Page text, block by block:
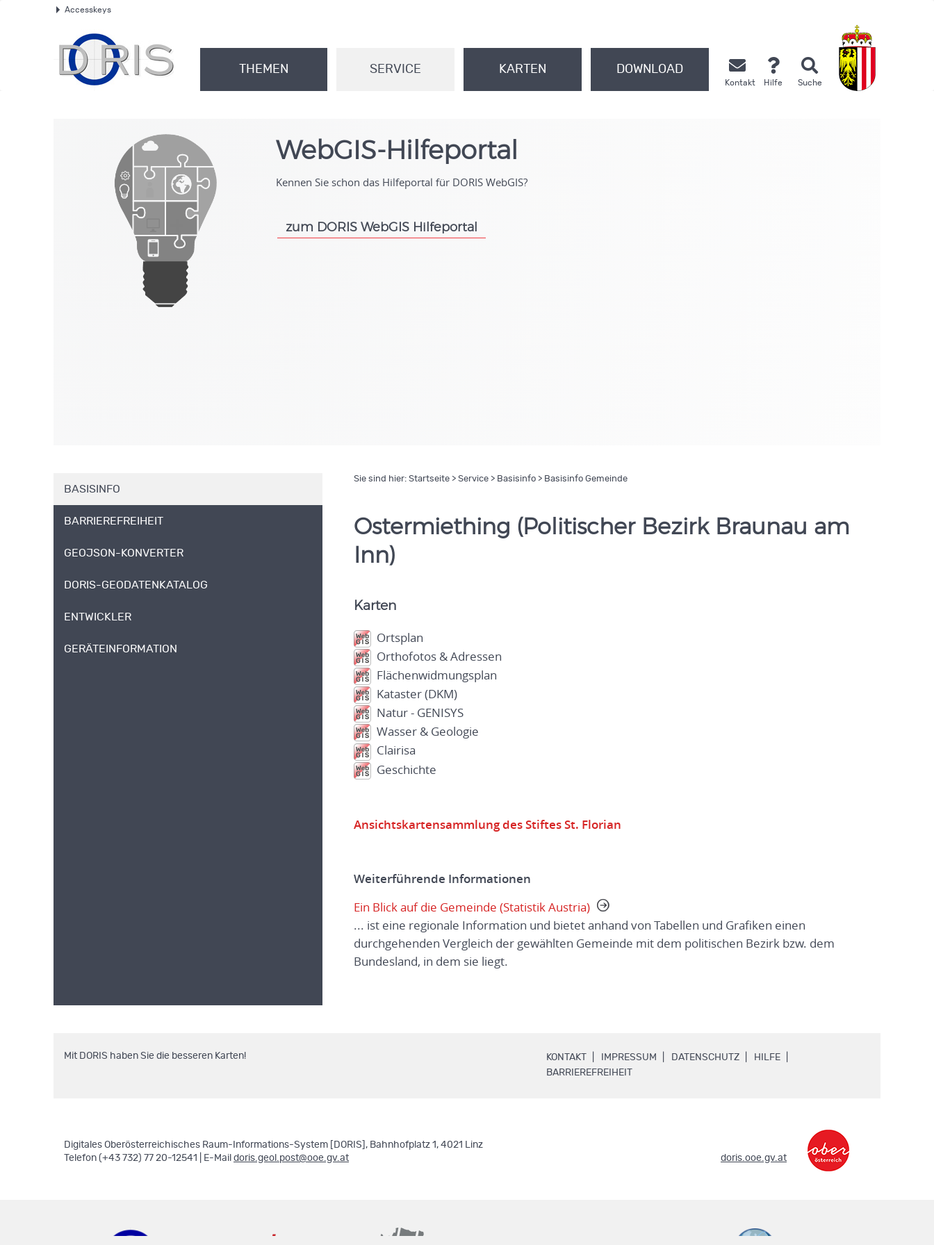
Accesskeys
THEMEN SERVICE KARTEN DOWNLOAD
Kontakt Hilfe Suche
WebGIS-Hilfeportal
Kennen Sie schon das Hilfeportal für DORIS WebGIS?
zum DORIS WebGIS Hilfeportal
BASISINFO
BARRIEREFREIHEIT
GEOJSON-KONVERTER
DORIS-GEODATENKATALOG
ENTWICKLER
GERÄTEINFORMATION
Sie sind hier: Startseite> Service> Basisinfo> Basisinfo Gemeinde
Ostermiething (Politischer Bezirk Braunau am
Inn)
Karten
Ortsplan
Orthofotos & Adressen
Flächenwidmungsplan
Kataster (DKM)
Natur - GENISYS
Wasser & Geologie
Clairisa
Geschichte
Ansichtskartensammlung des Stiftes St. Florian
Weiterführende Informationen
Ein Blick auf die Gemeinde (Statistik Austria)
... ist eine regionale Information und bietet anhand von Tabellen und Grafiken einen
durchgehenden Vergleich der gewählten Gemeinde mit dem politischen Bezirk bzw. dem
Bundesland, in dem sie liegt.
KONTAKT IMPRESSUM DATENSCHUTZ HILFE
BARRIEREFREIHEIT.
Mit DORIS haben Sie die besseren Karten!
Digitales Oberösterreichisches Raum-Informations-System [DORIS], Bahnhofplatz 1, 4021 Linz
Telefon (+43 732) 77 20-12541 | E-Mail doris.geol.post@ooe.gv.at doris.ooe.gv.at.